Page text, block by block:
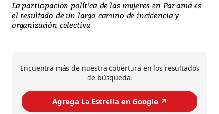
La participación política de las mujeres en Panamá es
el resultado de un largo camino de incidencia y
organización colectiva
Encuentra más de nuestra cobertura en los resultados
de búsqueda.
Agrega La Estrella en Google ↗️